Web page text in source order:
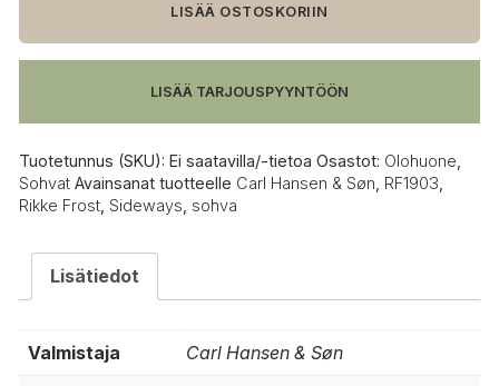
RF1903
Sideways
tammi
määrä
LISÄÄ OSTOSKORIIN
LISÄÄ TARJOUSPYYNTÖÖN
Tuotetunnus (SKU): Ei saatavilla/-tietoa Osastot: Olohuone
Sohvat Avainsanat tuotteelle Carl Hansen & Søn RF1903
Rikke Frost Sideways sohva
Lisätiedot
Valmistaja Carl Hansen & Søn